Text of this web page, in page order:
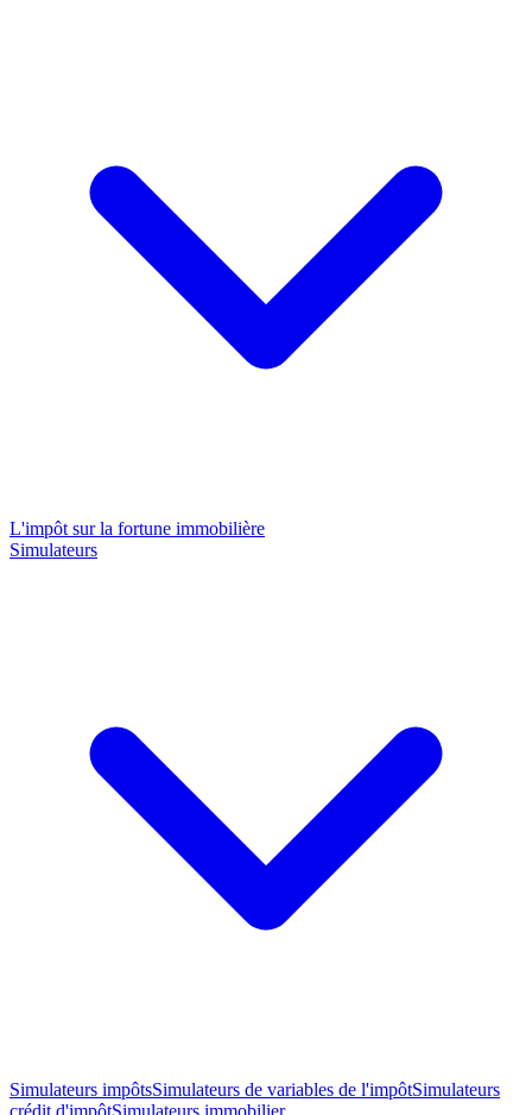
L'impôt sur la fortune immobilière
Simulateurs
Simulateurs impôtsSimulateurs de variables de l'impôtSimulateurs
crédit d'impôtSimulateurs immobilier